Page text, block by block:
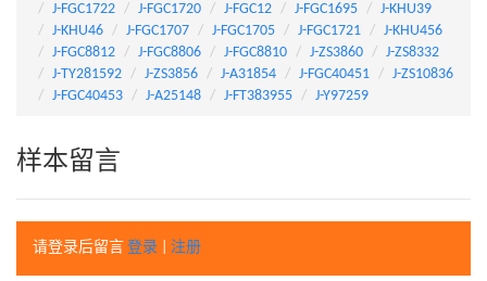
J-FGC1722
J-FGC1720 J-FGC12 J-FGC1695
J-KHU39
J-KHU46
J-FGC1707 J-FGC1705 J-FGC1721
J-KHU456
J-FGC8812
J-FGC8806 J-FGC8810 J-ZS3860
J-ZS8332
J-TY281592
J-ZS3856 J-A31854 J-FGC40451
J-ZS10836
J-FGC40453
J-A25148 J-FT383955 J-Y97259
样本留言
请登录后留言 登录 注册